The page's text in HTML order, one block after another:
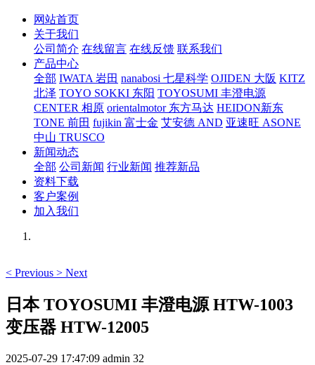
网站首页
关于我们
公司简介 在线留言 在线反馈 联系我们
产品中心
全部 IWATA 岩田 nanabosi 七星科学 OJIDEN 大阪 KITZ
北泽 TOYO SOKKI 东阳 TOYOSUMI 丰澄电源
CENTER 相原 orientalmotor 东方马达 HEIDON新东
TONE 前田 fujikin 富士金 艾安德 AND 亚速旺 ASONE
中山 TRUSCO
新闻动态
全部 公司新闻 行业新闻 推荐新品
资料下载
客户案例
加入我们
< Previous > Next
日本 TOYOSUMI 丰澄电源 HTW-1003
变压器 HTW-12005
2025-07-29 17:47:09 admin 32